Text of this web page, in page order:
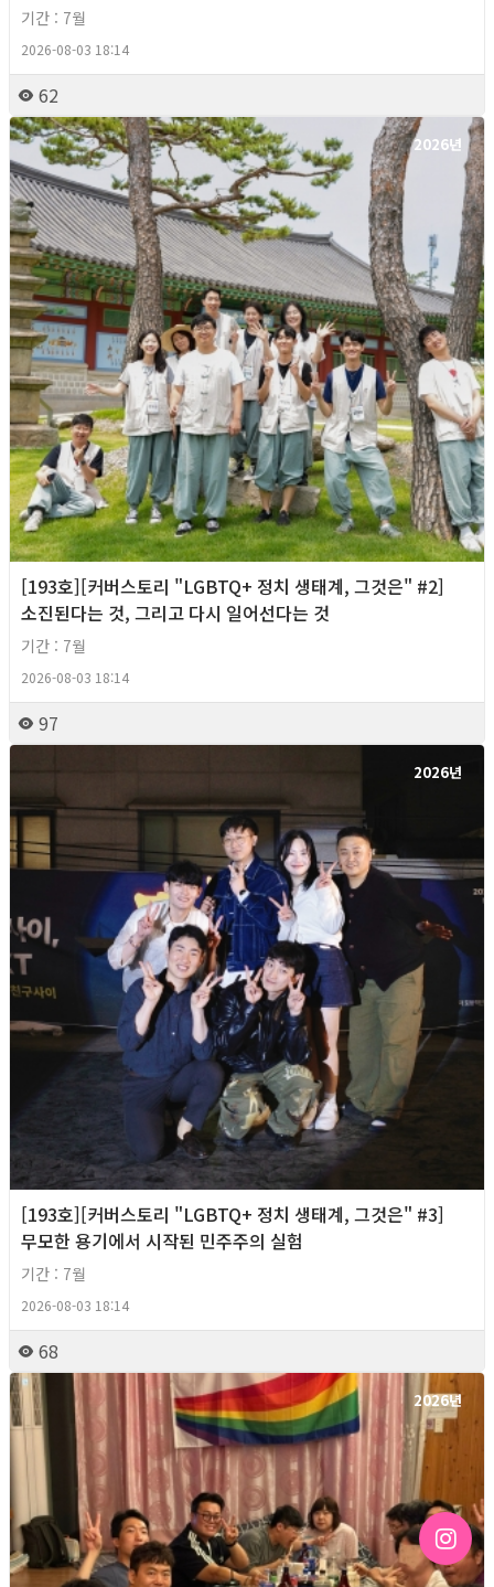
기간 : 7월
2026-08-03 18:14
62
2026년
[193호][커버스토리 "LGBTQ+ 정치 생태계, 그것은" #2]
소진된다는 것, 그리고 다시 일어선다는 것
기간 : 7월
2026-08-03 18:14
97
2026년
[193호][커버스토리 "LGBTQ+ 정치 생태계, 그것은" #3]
무모한 용기에서 시작된 민주주의 실험
기간 : 7월
2026-08-03 18:14
68
2026년